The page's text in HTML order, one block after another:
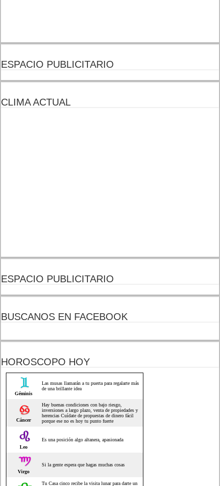
ESPACIO PUBLICITARIO
CLIMA ACTUAL
ESPACIO PUBLICITARIO
BUSCANOS EN FACEBOOK
HOROSCOPO HOY